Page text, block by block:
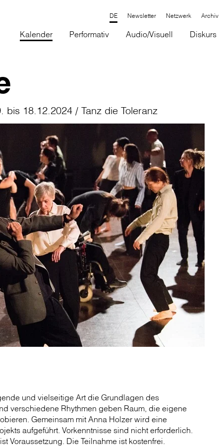
Newsletter Netzwerk Archiv
Kalender Performativ Audio/Visuell Diskurs
18.12.2024 / Tanz die Toleranz
und vielseitige Art die Grundlagen des
verschiedene Rhythmen geben Raum, die eigene
Gemeinsam mit Anna Holzer wird eine
aufgeführt. Vorkenntnisse sind nicht erforderlich.
Voraussetzung. Die Teilnahme ist kostenfrei.